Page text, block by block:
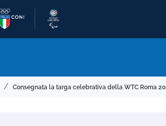
Consegnata la targa celebrativa della WTC Roma